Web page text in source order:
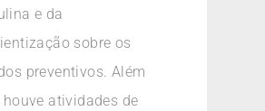
e da
sobre os
preventivos. Além
houve atividades de